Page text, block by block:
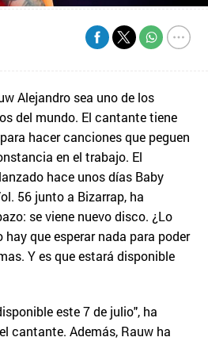
Alejandro sea uno de los
del mundo. El cantante tiene
hacer canciones que peguen
en el trabajo. El
hace unos días Baby
56 junto a Bizarrap, ha
se viene nuevo disco. ¿Lo
que esperar nada para poder
Y es que estará disponible
este 7 de julio", ha
cantante. Además, Rauw ha